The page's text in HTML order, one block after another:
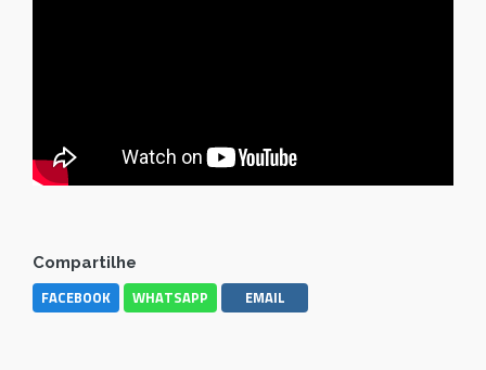
Compartilhe
FACEBOOK WHATSAPP EMAIL